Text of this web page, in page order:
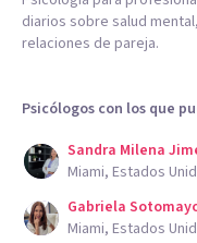
diarios sobre salud
relaciones de pareja.
Psicólogos con los que
Sandra Milena
Miami, Estados
Gabriela
Miami, Estados